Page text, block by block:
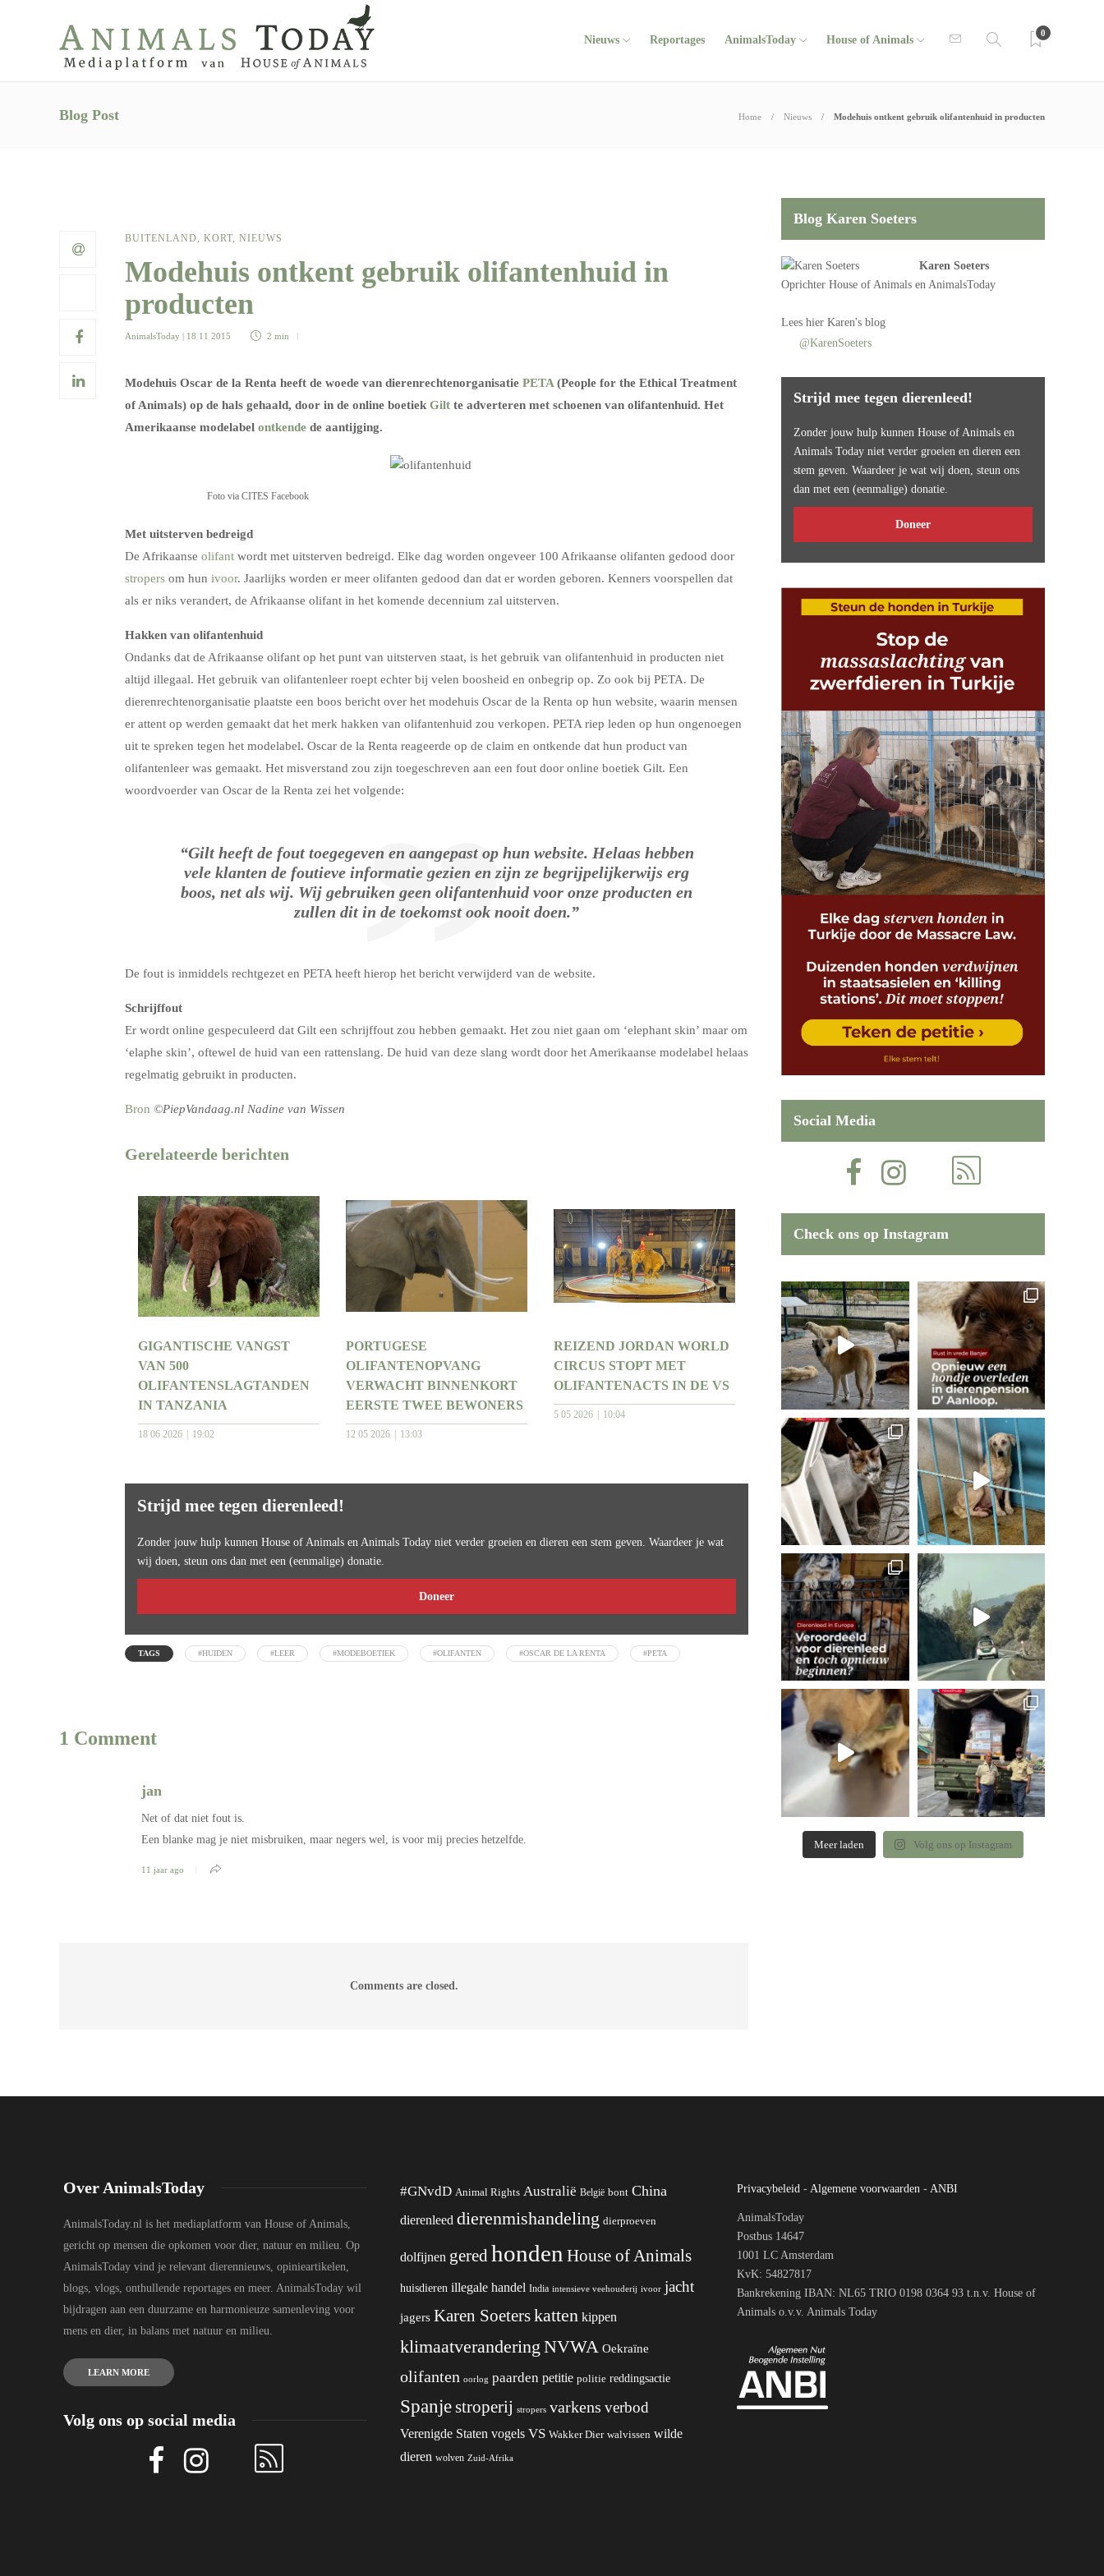
Nieuws Reportages AnimalsToday House of Animals
0
Blog Post Home Nieuws Modehuis ontkent gebruik olifantenhuid in producten
BUITENLAND, KORT, NIEUWS
Modehuis ontkent gebruik olifantenhuid in
producten
AnimalsToday | 18 11 2015 2 min
Modehuis Oscar de la Renta heeft de woede van dierenrechtenorganisatie PETA (People for the Ethical Treatment
of Animals) op de hals gehaald, door in de online boetiek Gilt te adverteren met schoenen van olifantenhuid. Het
Amerikaanse modelabel ontkende de aantijging.
Foto via CITES Facebook
Met uitsterven bedreigd
De Afrikaanse olifant wordt met uitsterven bedreigd. Elke dag worden ongeveer 100 Afrikaanse olifanten gedood door
stropers om hun ivoor. Jaarlijks worden er meer olifanten gedood dan dat er worden geboren. Kenners voorspellen dat
als er niks verandert, de Afrikaanse olifant in het komende decennium zal uitsterven.
Hakken van olifantenhuid
Ondanks dat de Afrikaanse olifant op het punt van uitsterven staat, is het gebruik van olifantenhuid in producten niet
altijd illegaal. Het gebruik van olifantenleer roept echter bij velen boosheid en onbegrip op. Zo ook bij PETA. De
dierenrechtenorganisatie plaatste een boos bericht over het modehuis Oscar de la Renta op hun website, waarin mensen
er attent op werden gemaakt dat het merk hakken van olifantenhuid zou verkopen. PETA riep leden op hun ongenoegen
uit te spreken tegen het modelabel. Oscar de la Renta reageerde op de claim en ontkende dat hun product van
olifantenleer was gemaakt. Het misverstand zou zijn toegeschreven aan een fout door online boetiek Gilt. Een
woordvoerder van Oscar de la Renta zei het volgende:
“Gilt heeft de fout toegegeven en aangepast op hun website. Helaas hebben
vele klanten de foutieve informatie gezien en zijn ze begrijpelijkerwijs erg
boos, net als wij. Wij gebruiken geen olifantenhuid voor onze producten en
zullen dit in de toekomst ook nooit doen.”
De fout is inmiddels rechtgezet en PETA heeft hierop het bericht verwijderd van de website.
Schrijffout
Er wordt online gespeculeerd dat Gilt een schrijffout zou hebben gemaakt. Het zou niet gaan om ‘elephant skin’ maar om
‘elaphe skin’, oftewel de huid van een rattenslang. De huid van deze slang wordt door het Amerikaanse modelabel helaas
regelmatig gebruikt in producten.
Bron ©PiepVandaag.nl Nadine van Wissen
Gerelateerde berichten
GIGANTISCHE VANGST
VAN 500
OLIFANTENSLAGTANDEN
IN TANZANIA
18 06 2026 19:02
PORTUGESE
OLIFANTENOPVANG
VERWACHT BINNENKORT
EERSTE TWEE BEWONERS
12 05 2026 13:03
REIZEND JORDAN WORLD
CIRCUS STOPT MET
OLIFANTENACTS IN DE VS
5 05 2026 10:04
Strijd mee tegen dierenleed!
Zonder jouw hulp kunnen House of Animals en Animals Today niet verder groeien en dieren een stem geven. Waardeer je wat
wij doen, steun ons dan met een (eenmalige) donatie.
Doneer
TAGS #HUIDEN #LEER #MODEBOETIEK #OLIFANTEN #OSCAR DE LA RENTA #PETA
1 Comment
jan
Net of dat niet fout is.
Een blanke mag je niet misbruiken, maar negers wel, is voor mij precies hetzelfde.
11 jaar ago
Comments are closed.
Blog Karen Soeters
Karen Soeters
OprichterHouse of Animals en AnimalsToday
Leeshier Karen's blog
@KarenSoeters
Strijd mee tegen dierenleed!
Zonder jouw hulp kunnen House of Animals en
Animals Today niet verder groeien en dieren een
stem geven. Waardeer je wat wij doen, steun ons
dan met een (eenmalige) donatie.
Doneer
Social Media
Check ons op Instagram
Meer laden Volg ons op Instagram
Over AnimalsToday
AnimalsToday.nl is het mediaplatform van House of Animals,
gericht op mensen die opkomen voor dier, natuur en milieu. Op
AnimalsToday vind je relevant dierennieuws, opinieartikelen,
blogs, vlogs, onthullende reportages en meer. AnimalsToday wil
bijdragen aan een duurzame en harmonieuze samenleving voor
mens en dier, in balans met natuur en milieu.
LEARN MORE
Volg ons op social media
#GNvdD Animal Rights Australië België bont China
dierenleed dierenmishandeling dierproeven
dolfijnen geredhonden House of Animals
huisdieren illegale handel India intensieve veehouderij ivoor jacht
jagers Karen Soeterskatten kippen
klimaatverandering NVWA Oekraïne
olifanten oorlog paarden petitie politie reddingsactie
Spanjestroperij stropers varkens verbod
Verenigde Staten vogels VS Wakker Dier walvissen wilde
dieren wolven Zuid-Afrika
Privacybeleid - Algemene voorwaarden - ANBI
AnimalsToday
Postbus 14647
1001 LC Amsterdam
KvK: 54827817
Bankrekening IBAN: NL65 TRIO 0198 0364 93 t.n.v. House of
Animals o.v.v. Animals Today